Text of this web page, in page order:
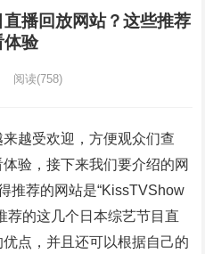
播回放网站？这些推荐
体验
阅读(758)
越受欢迎，方便观众们查
验，接下来我们要介绍的网
推荐的网站是“KissTVShow
荐的这几个日本综艺节目直
点，并且还可以根据自己的